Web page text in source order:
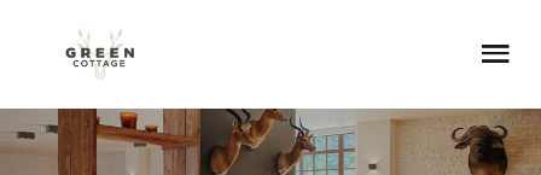
navigation
content
sidebar
Menu